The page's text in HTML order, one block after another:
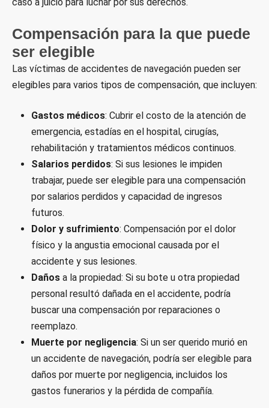
Compensación para la que puede
ser elegible
Las víctimas de accidentes de navegación pueden ser
elegibles para varios tipos de compensación, que incluyen:
Gastos médicos: Cubrir el costo de la atención de
emergencia, estadías en el hospital, cirugías,
rehabilitación y tratamientos médicos continuos.
Salarios perdidos: Si sus lesiones le impiden
trabajar, puede ser elegible para una compensación
por salarios perdidos y capacidad de ingresos
futuros.
Dolor y sufrimiento: Compensación por el dolor
físico y la angustia emocional causada por el
accidente y sus lesiones.
Daños a la propiedad: Si su bote u otra propiedad
personal resultó dañada en el accidente, podría
buscar una compensación por reparaciones o
reemplazo.
Muerte por negligencia: Si un ser querido murió en
un accidente de navegación, podría ser elegible para
daños por muerte por negligencia, incluidos los
gastos funerarios y la pérdida de compañía.